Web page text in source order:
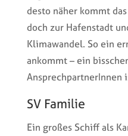
desto näher kommt
doch zur Hafenstadt
Klimawandel. So ein
ankommt – ein
AnsprechpartnerInnen
SV Familie
Ein großes Schiff als